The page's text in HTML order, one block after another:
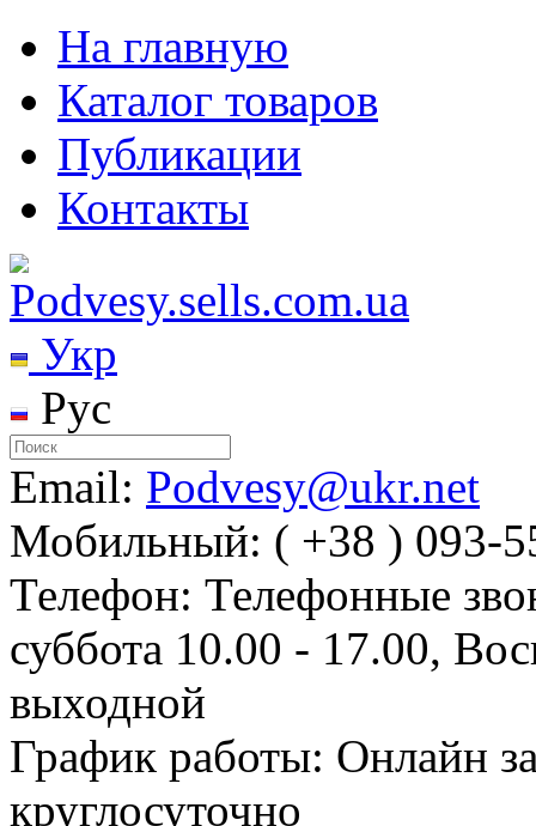
На главную
Каталог товаров
Публикации
Контакты
Укр
Рус
Email: Podvesy@ukr.net
Мобильный: ( +38 ) 093-
Телефон: Телефонные
суббота 10.00 - 17.00,
выходной
График работы: Онлайн
круглосуточно